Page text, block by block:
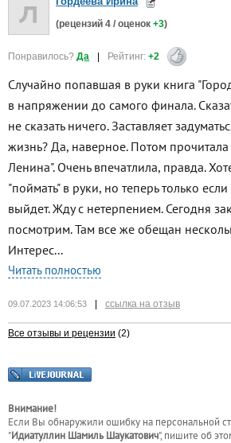
(рецензий 4 / оценок +3)
Понравилось? Да Рейтинг: +2
Случайно попавшая в руки книга
в напряжении до самого финала.
не сказать ничего. Заставляет
жизнь? Да, наверное. Потом
Ленина". Очень впечатлила, правда.
"поймать" в руки, но теперь только
выйдет. Жду с нетерпением. Сегодня
посмотрим. Там все же обещан
Интерес...
Читать полностью
09.07.2023 14:06:53 ссылка на отзыв
Все отзывы и рецензии (2)
Внимание!
Если Вы обнаружили ошибку на персональной
"Идиатуллин Шамиль Шаукатович", пишите об